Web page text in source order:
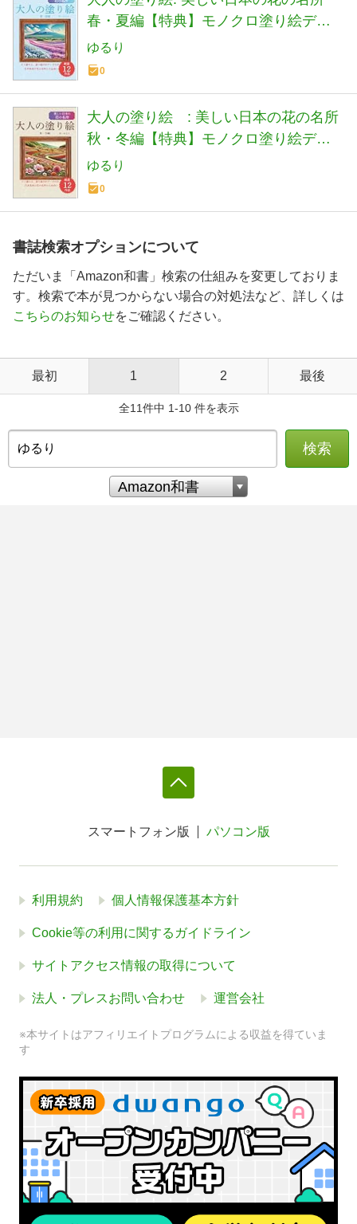
春・夏編【特典】モノクロ塗り絵デー
タプレゼント付き
ゆるり
0
大人の塗り絵 : 美しい日本の花の名所
秋・冬編【特典】モノクロ塗り絵デー
タプレゼント付き
ゆるり
0
書誌検索オプションについて
ただいま「Amazon和書」検索の仕組みを変更しておりま
す。検索で本が見つからない場合の対処法など、詳しくは
こちらのお知らせをご確認ください。
最初 1 2 最後
全11件中 1-10 件を表示
検索
スマートフォン版 パソコン版
利用規約 個人情報保護基本方針
Cookie等の利用に関するガイドライン
サイトアクセス情報の取得について
法人・プレスお問い合わせ 運営会社
※本サイトはアフィリエイトプログラムによる収益を得ていま
す